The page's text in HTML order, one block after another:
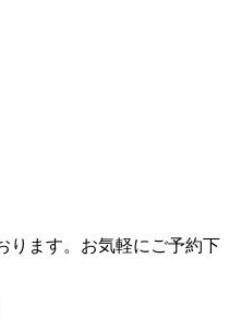
ります。お気軽にご予約下